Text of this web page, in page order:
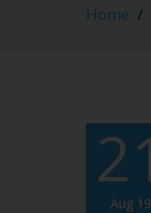
Home
Aug 19